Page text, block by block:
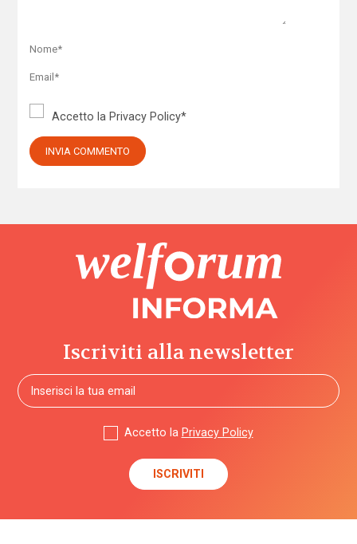
Accetto la Privacy Policy*
Iscriviti alla newsletter
Accetto la Privacy Policy